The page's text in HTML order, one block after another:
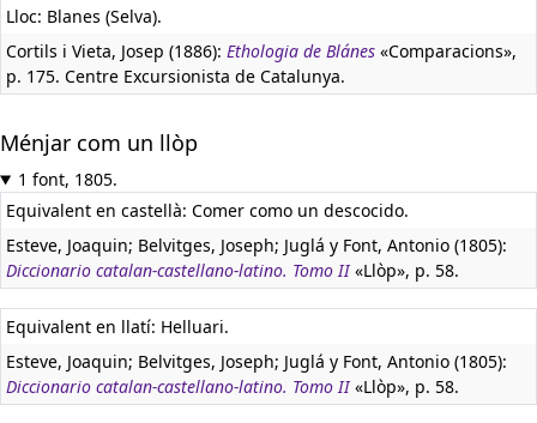
Lloc: Blanes (Selva).
Cortils i Vieta, Josep (1886): Ethologia de Blánes «Comparacions»,
p. 175. Centre Excursionista de Catalunya.
Ménjar com un llòp
1 font, 1805.
Equivalent en castellà: Comer como un descocido.
Esteve, Joaquin; Belvitges, Joseph; Juglá y Font, Antonio (1805):
Diccionario catalan-castellano-latino. Tomo II«Llòp», p. 58.
Equivalent en llatí: Helluari.
Esteve, Joaquin; Belvitges, Joseph; Juglá y Font, Antonio (1805):
Diccionario catalan-castellano-latino. Tomo II«Llòp», p. 58.